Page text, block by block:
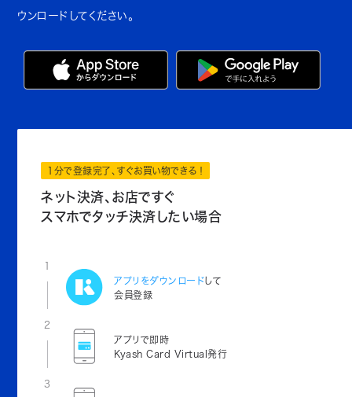
ウンロードしてください。
1分で登録完了、すぐお買い物できる！
ネット決済、お店ですぐ
スマホでタッチ決済したい場合
1
アプリをダウンロードして
会員登録
2
アプリで即時
Kyash Card Virtual発行
3